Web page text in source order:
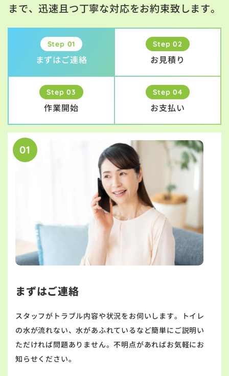
まで、迅速且つ丁寧な対応をお約束致します。
Step 01
まずはご連絡
Step 02
お見積り
Step 03
作業開始
Step 04
お支払い
01
まずはご連絡
スタッフがトラブル内容や状況をお伺いします。トイレ
の水が流れない、水があふれているなど簡単にご説明い
ただければ問題ありません。不明点があればお気軽にお
知らせください。